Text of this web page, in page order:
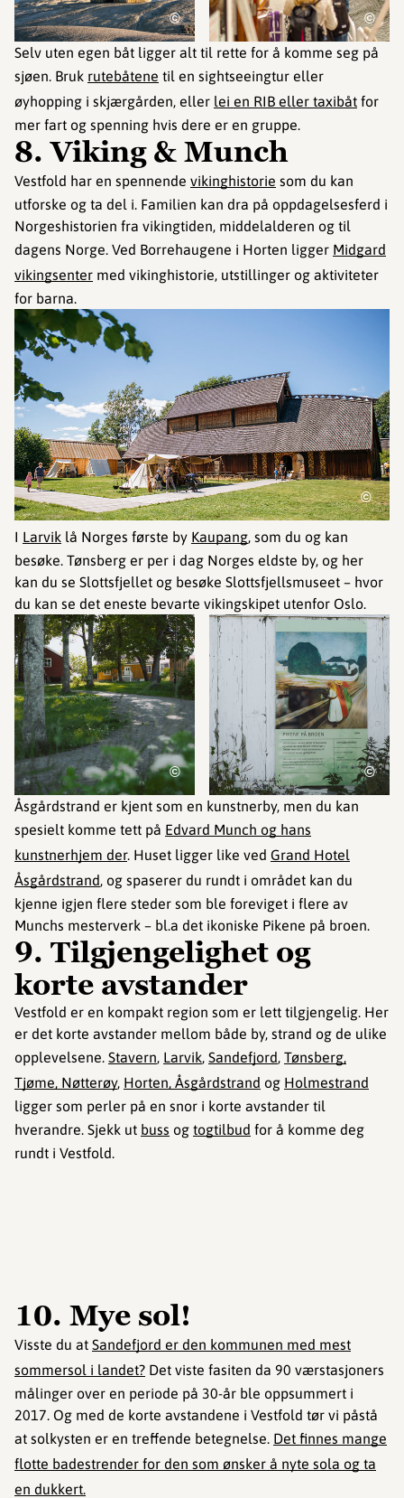
© ©
Selv uten egen båt ligger alt til rette for å komme seg på
sjøen. Bruk rutebåtene til en sightseeingtur eller
øyhopping i skjærgården, eller lei en RIB eller taxibåt for
mer fart og spenning hvis dere er en gruppe.
8. Viking & Munch
Vestfold har en spennende vikinghistorie som du kan
utforske og ta del i. Familien kan dra på oppdagelsesferd i
Norgeshistorien fra vikingtiden, middelalderen og til
dagens Norge. Ved Borrehaugene i Horten ligger Midgard
vikingsenter med vikinghistorie, utstillinger og aktiviteter
for barna.
©
I Larvik lå Norges første by Kaupang, som du og kan
besøke. Tønsberg er per i dag Norges eldste by, og her
kan du se Slottsfjellet og besøke Slottsfjellsmuseet – hvor
du kan se det eneste bevarte vikingskipet utenfor Oslo.
© ©
Åsgårdstrand er kjent som en kunstnerby, men du kan
spesielt komme tett på Edvard Munch og hans
kunstnerhjem der. Huset ligger like ved Grand Hotel
Åsgårdstrand, og spaserer du rundt i området kan du
kjenne igjen flere steder som ble foreviget i flere av
Munchs mesterverk – bl.a det ikoniske Pikene på broen.
9. Tilgjengelighet og
korte avstander
Vestfold er en kompakt region som er lett tilgjengelig. Her
er det korte avstander mellom både by, strand og de ulike
opplevelsene. Stavern, Larvik, Sandefjord, Tønsberg,
Tjøme, Nøtterøy, Horten, Åsgårdstrand og Holmestrand
ligger som perler på en snor i korte avstander til
hverandre. Sjekk ut buss og togtilbud for å komme deg
rundt i Vestfold.
10. Mye sol!
Visste du at Sandefjord er den kommunen med mest
sommersol i landet? Det viste fasiten da 90 værstasjoners
målinger over en periode på 30-år ble oppsummert i
2017. Og med de korte avstandene i Vestfold tør vi påstå
at solkysten er en treffende betegnelse. Det finnes mange
flotte badestrender for den som ønsker å nyte sola og ta
en dukkert.